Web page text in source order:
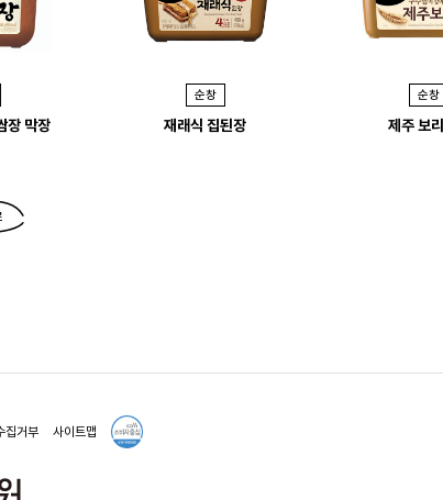
장 막장
순창
재래식 집된장
순창
제주 보
집거부 사이트맵